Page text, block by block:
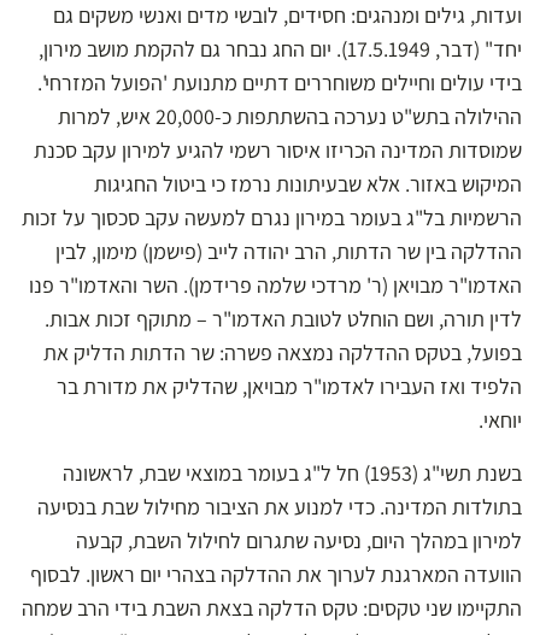
ועדות, גילים ומנהגים: חסידים, לובשי מדים ואנשי משקים גם
יחד" (דבר, 17.5.1949). יום החג נבחר גם להקמת מושב מירון,
בידי עולים וחיילים משוחררים דתיים מתנועת 'הפועל המזרחי'.
ההילולה בתש"ט נערכה בהשתתפות כ-20,000 איש, למרות
שמוסדות המדינה הכריזו איסור רשמי להגיע למירון עקב סכנת
המיקוש באזור. אלא שבעיתונות נרמז כי ביטול החגיגות
הרשמיות בל"ג בעומר במירון נגרם למעשה עקב סכסוך על זכות
ההדלקה בין שר הדתות, הרב יהודה לייב (פישמן) מימון, לבין
האדמו"ר מבויאן (ר' מרדכי שלמה פרידמן). השר והאדמו"ר פנו
לדין תורה, ושם הוחלט לטובת האדמו"ר – מתוקף זכות אבות.
בפועל, בטקס ההדלקה נמצאה פשרה: שר הדתות הדליק את
הלפיד ואז העבירו לאדמו"ר מבויאן, שהדליק את מדורת בר
יוחאי.
בשנת תשי"ג (1953) חל ל"ג בעומר במוצאי שבת, לראשונה
בתולדות המדינה. כדי למנוע את הציבור מחילול שבת בנסיעה
למירון במהלך היום, נסיעה שתגרום לחילול השבת, קבעה
הוועדה המארגנת לערוך את ההדלקה בצהרי יום ראשון. לבסוף
התקיימו שני טקסים: טקס הדלקה בצאת השבת בידי הרב שמחה